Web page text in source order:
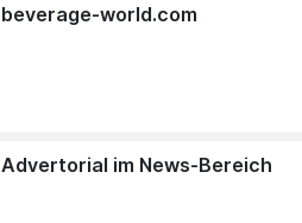
beverage-world.com
Advertorial im News-Bereich